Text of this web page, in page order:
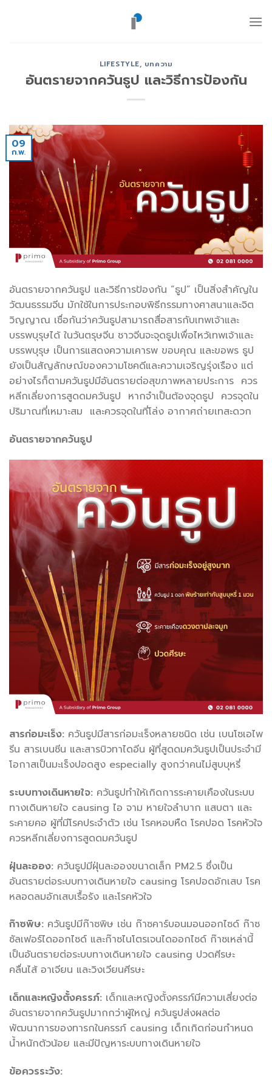
LIFESTYLE, บทความ
อันตรายจากควันธูป และวิธีการป้องกัน
09
ก.พ.
อันตรายจากควันธูป และวิธีการป้องกัน “ธูป” เป็นสิ่งสำคัญใน
วัฒนธรรมจีน มักใช้ในการประกอบพิธีกรรมทางศาสนาและจิต
วิญญาณ เชื่อกันว่าควันธูปสามารถสื่อสารกับเทพเจ้าและ
บรรพบุรุษได้ ในวันตรุษจีน ชาวจีนจะจุดธูปเพื่อไหว้เทพเจ้าและ
บรรพบุรุษ เป็นการแสดงความเคารพ ขอบคุณ และขอพร ธูป
ยังเป็นสัญลักษณ์ของความโชคดีและความเจริญรุ่งเรือง แต่
อย่างไรก็ตามควันธูปมีอันตรายต่อสุขภาพหลายประการ ควร
หลีกเลี่ยงการสูดดมควันธูป หากจำเป็นต้องจุดธูป ควรจุดใน
ปริมาณที่เหมาะสม และควรจุดในที่โล่ง อากาศถ่ายเทสะดวก
อันตรายจากควันธูป
สารก่อมะเร็ง: ควันธูปมีสารก่อมะเร็งหลายชนิด เช่น เบนโซเอไพ
รีน สารเบนซีน และสารบิวทาไดอีน ผู้ที่สูดดมควันธูปเป็นประจำมี
โอกาสเป็นมะเร็งปอดสูง especially สูงกว่าคนไม่สูบบุหรี่
ระบบทางเดินหายใจ: ควันธูปทำให้เกิดการระคายเคืองในระบบ
ทางเดินหายใจ causing ไอ จาม หายใจลำบาก แสบตา และ
ระคายคอ ผู้ที่มีโรคประจำตัว เช่น โรคหอบหืด โรคปอด โรคหัวใจ
ควรหลีกเลี่ยงการสูดดมควันธูป
ฝุ่นละออง: ควันธูปมีฝุ่นละอองขนาดเล็ก PM2.5 ซึ่งเป็น
อันตรายต่อระบบทางเดินหายใจ causing โรคปอดอักเสบ โรค
หลอดลมอักเสบเรื้อรัง และโรคหัวใจ
ก๊าซพิษ: ควันธูปมีก๊าซพิษ เช่น ก๊าซคาร์บอนมอนออกไซด์ ก๊าซ
ซัลเฟอร์ไดออกไซด์ และก๊าซไนโตรเจนไดออกไซด์ ก๊าซเหล่านี้
เป็นอันตรายต่อระบบทางเดินหายใจ causing ปวดศีรษะ
คลื่นไส้ อาเจียน และวิงเวียนศีรษะ
เด็กและหญิงตั้งครรภ์: เด็กและหญิงตั้งครรภ์มีความเสี่ยงต่อ
อันตรายจากควันธูปมากกว่าผู้ใหญ่ ควันธูปส่งผลต่อ
พัฒนาการของทารกในครรภ์ causing เด็กเกิดก่อนกำหนด
น้ำหนักตัวน้อย และมีปัญหาระบบทางเดินหายใจ
ข้อควรระวัง: